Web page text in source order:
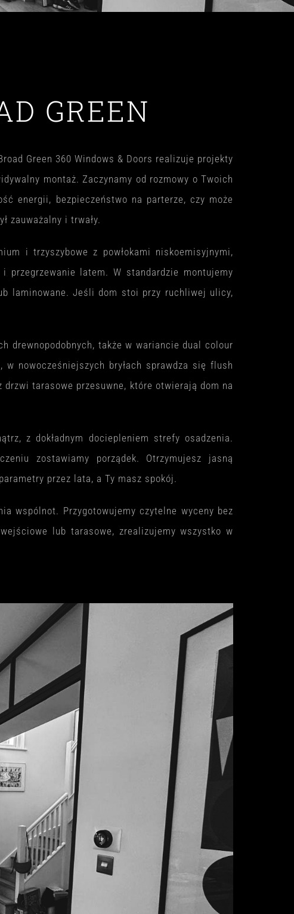
GREEN
Green 360 Windows & Doors realizuje projekty
montaż. Zaczynamy od rozmowy o Twoich
energii, bezpieczeństwo na parterze, czy może
zauważalny i trwały.
i trzyszybowe z powłokami niskoemisyjnymi,
przegrzewanie latem. W standardzie montujemy
laminowane. Jeśli dom stoi przy ruchliwej ulicy,
drewnopodobnych, także w wariancie dual colour
nowocześniejszych bryłach sprawdza się flush
tarasowe przesuwne, które otwierają dom na
z dokładnym dociepleniem strefy osadzenia.
zostawiamy porządek. Otrzymujesz jasną
przez lata, a Ty masz spokój.
wspólnot. Przygotowujemy czytelne wyceny bez
lub tarasowe, zrealizujemy wszystko w